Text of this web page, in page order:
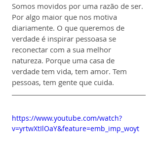
Somos movidos por uma razão de ser.
Por algo maior que nos motiva
diariamente. O que queremos de
verdade é inspirar pessoasa se
reconectar com a sua melhor
natureza. Porque uma casa de
verdade tem vida, tem amor. Tem
pessoas, tem gente que cuida.
https://www.youtube.com/watch?
v=yrtwXtIlOaY&feature=emb_imp_woyt